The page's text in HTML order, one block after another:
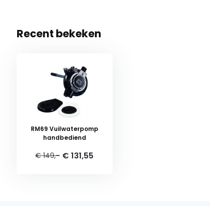
Recent bekeken
RM69 Vuilwaterpomp
handbediend
€ 149,- € 131,55